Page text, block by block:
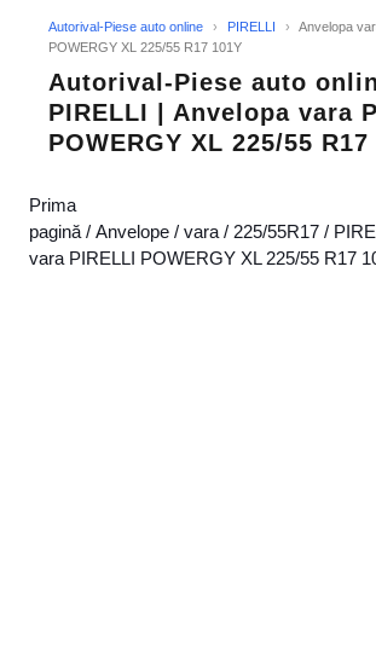
Autorival-Piese auto online › PIRELLI ›
Anvelopa
POWERGY XL 225/55 R17 101Y
Autorival-Piese auto
PIRELLI | Anvelopa vara
POWERGY XL 225/55 R17
Prima
pagină / Anvelope / vara / 225/55R17 /
vara PIRELLI POWERGY XL 225/55 R17